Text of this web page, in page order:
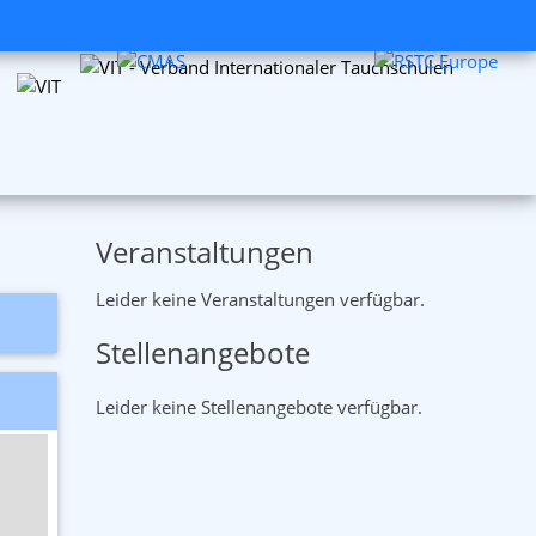
Veranstaltungen
Leider keine Veranstaltungen verfügbar.
Stellenangebote
Leider keine Stellenangebote verfügbar.